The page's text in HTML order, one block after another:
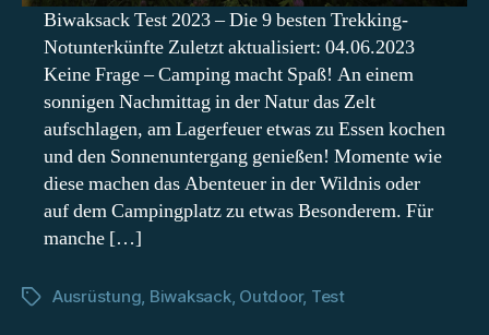
Biwaksack Test 2023 – Die 9 besten Trekking-
Notunterkünfte Zuletzt aktualisiert: 04.06.2023
Keine Frage – Camping macht Spaß! An einem
sonnigen Nachmittag in der Natur das Zelt
aufschlagen, am Lagerfeuer etwas zu Essen kochen
und den Sonnenuntergang genießen! Momente wie
diese machen das Abenteuer in der Wildnis oder
auf dem Campingplatz zu etwas Besonderem. Für
manche […]
Schlagwörter
Ausrüstung, Biwaksack, Outdoor, Test